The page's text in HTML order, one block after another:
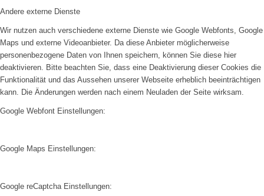
Andere externe Dienste
Wir nutzen auch verschiedene externe Dienste wie Google Webfonts, Google
Maps und externe Videoanbieter. Da diese Anbieter möglicherweise
personenbezogene Daten von Ihnen speichern, können Sie diese hier
deaktivieren. Bitte beachten Sie, dass eine Deaktivierung dieser Cookies die
Funktionalität und das Aussehen unserer Webseite erheblich beeinträchtigen
kann. Die Änderungen werden nach einem Neuladen der Seite wirksam.
Google Webfont Einstellungen:
Google Maps Einstellungen:
Google reCaptcha Einstellungen: